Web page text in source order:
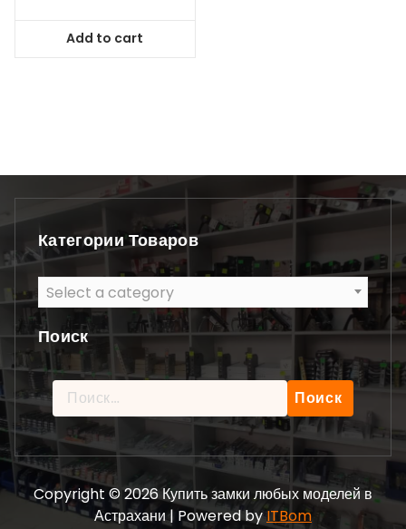
Add to cart
Категории Товаров
Select a category
Поиск
Найти:
Copyright © 2026 Купить замки любых моделей в
Астрахани | Powered byITBom